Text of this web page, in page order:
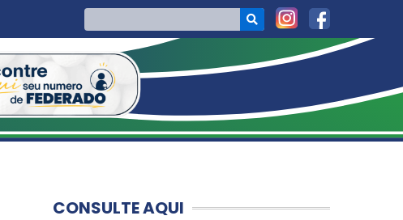
CONSULTE AQUI